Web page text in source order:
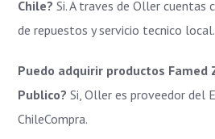
Chile? Si. A traves de Oller cuentas
de repuestos y servicio tecnico local.
Puedo adquirir productos Famed
Publico? Si, Oller es proveedor del
ChileCompra.